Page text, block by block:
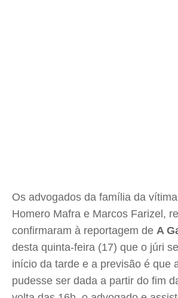
Os advogados da família da
Homero Mafra e Marcos Farizel,
confirmaram à reportagem de A
desta quinta-feira (17) que o júri
início da tarde e a previsão é que
pudesse ser dada a partir do fim